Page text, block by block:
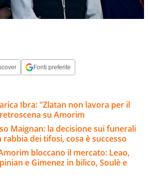
Fonti preferite
Ibra: "Zlatan non lavora per il
su Amorim
Maignan: la decisione sui funerali
rabbia dei tifosi, cosa è successo
bloccano il mercato: Leao,
e Gimenez in bilico, Soulè e